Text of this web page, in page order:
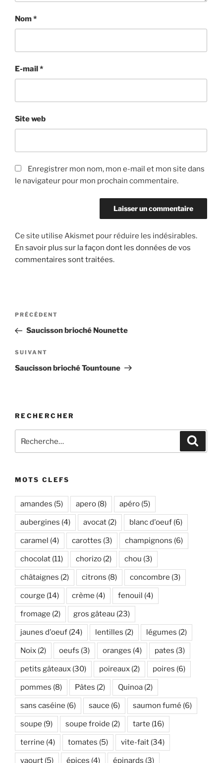
Nom*
E-mail*
Site web
Enregistrer mon nom, mon e-mail et mon site dans
le navigateur pour mon prochain commentaire.
Ce site utilise Akismet pour réduire les indésirables.
En savoir plus sur la façon dont les données de vos
commentaires sont traitées.
Navigation
l’article
Article
précédent
PRÉCÉDENT
Saucisson brioché Nounette
Article
suivant
SUIVANT
Saucisson brioché Tountoune
RECHERCHER
pour
MOTS CLEFS
amandes (5) apero (8) apéro (5)
aubergines (4) avocat (2) blanc d'oeuf (6)
caramel (4) carottes (3) champignons (6)
chocolat (11) chorizo (2) chou (3)
châtaignes (2) citrons (8) concombre (3)
courge (14) crème (4) fenouil (4)
fromage (2) gros gâteau (23)
jaunes d'oeuf (24) lentilles (2) légumes (2)
Noix (2) oeufs (3) oranges (4) pates (3)
petits gâteaux (30) poireaux (2) poires (6)
pommes (8) Pâtes (2) Quinoa (2)
sans caséine (6) sauce (6) saumon fumé (6)
soupe (9) soupe froide (2) tarte (16)
terrine (4) tomates (5) vite-fait (34)
yaourt (5) épices (4) épinards (3)